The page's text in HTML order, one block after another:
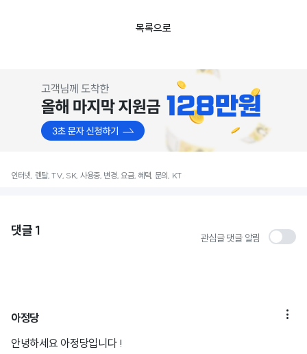
목록으로
인터넷, 렌탈, TV, SK, 사용중, 변경, 요금, 혜택, 문의, KT
댓글 1 관심글 댓글 알림
아정당 
안녕하세요 아정당입니다 !